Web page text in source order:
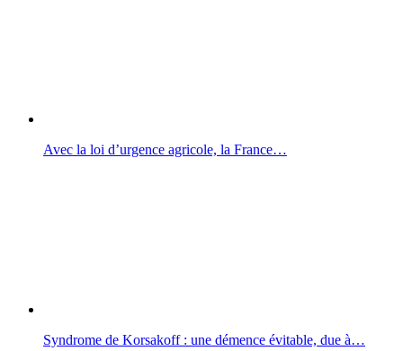
Avec la loi d’urgence agricole, la France…
Syndrome de Korsakoff : une démence évitable, due à…